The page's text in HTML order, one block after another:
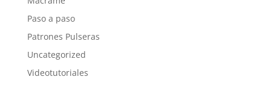
Paso a paso
Patrones Pulseras
Uncategorized
Videotutoriales